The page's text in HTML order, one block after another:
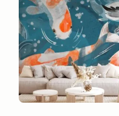
€ 655,79